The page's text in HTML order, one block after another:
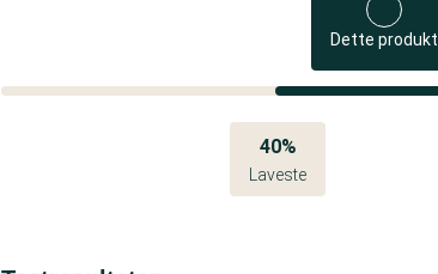
Dette produkt
40%
Laveste